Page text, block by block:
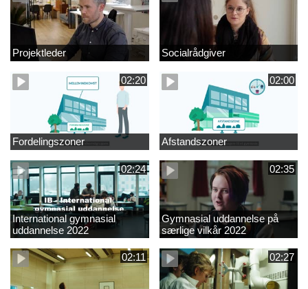
Projektleder Socialrådgiver
02:20
Fordelingszoner
02:00
Afstandszoner
02:24
International gymnasial
uddannelse 2022
02:35
Gymnasial uddannelse på
særlige vilkår 2022
02:11 02:27